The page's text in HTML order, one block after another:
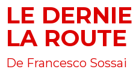
LE
LA ROUTE
De Francesco Sossai